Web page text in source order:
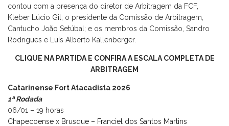
contou com a presença do diretor de Arbitragem da FCF,
Kleber Lúcio Gil; o presidente da Comissão de Arbitragem,
Cantucho João Setúbal; e os membros da Comissão, Sandro
Rodrigues e Luís Alberto Kallenberger.
CLIQUE NA PARTIDA E CONFIRA A ESCALA COMPLETA DE
ARBITRAGEM
Catarinense Fort Atacadista 2026
1ª Rodada
06/01 – 19 horas
Chapecoense x Brusque – Franciel dos Santos Martins